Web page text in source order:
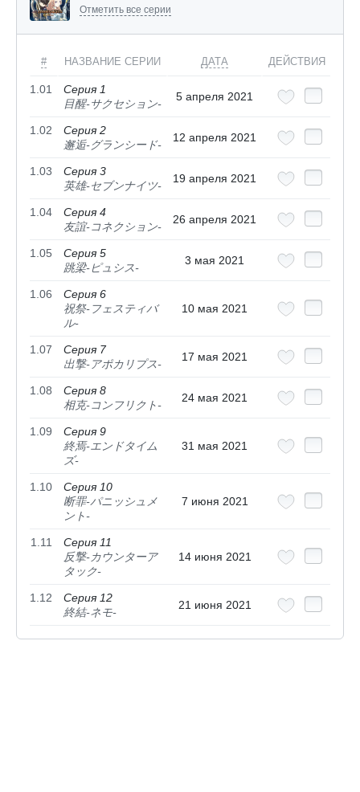
Отметить все серии
# НАЗВАНИЕ СЕРИИ ДАТА ДЕЙСТВИЯ
1.01
Серия 1
目醒-サクセション-
5 апреля 2021
1.02
Серия 2
邂逅-グランシード-
12 апреля 2021
1.03
Серия 3
英雄-セブンナイツ-
19 апреля 2021
1.04
Серия 4
友誼-コネクション-
26 апреля 2021
1.05
Серия 5
跳梁-ピュシス-
3 мая 2021
1.06
Серия 6
祝祭-フェスティバ
ル-
10 мая 2021
1.07
Серия 7
出撃-アポカリプス-
17 мая 2021
1.08
Серия 8
相克-コンフリクト-
24 мая 2021
1.09
Серия 9
終焉-エンドタイム
ズ-
31 мая 2021
1.10
Серия 10
断罪-パニッシュメ
ント-
7 июня 2021
1.11
Серия 11
反撃-カウンターア
タック-
14 июня 2021
1.12
Серия 12
終結-ネモ-
21 июня 2021